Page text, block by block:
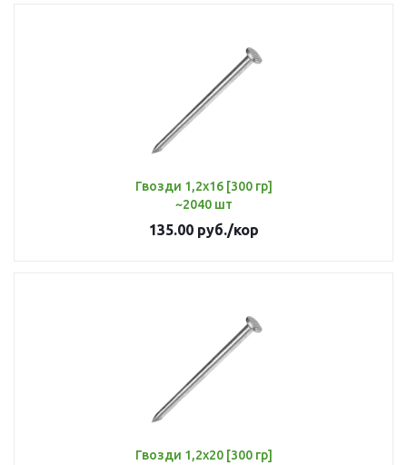
Гвозди 1,2х16 [300 гр]
~2040 шт
135.00 руб./кор
Гвозди 1,2х20 [300 гр]